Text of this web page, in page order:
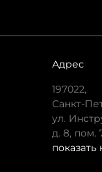
Адрес
197022,
Санкт-
ул.
д. 8, пом.
показать